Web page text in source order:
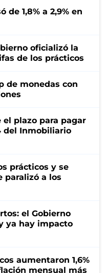
de 1,8% a 2,9% en
oficializó la
de los prácticos
de monedas con
el plazo para pagar
del Inmobiliario
prácticos y se
paralizó a los
el Gobierno
ya hay impacto
aumentaron 1,6%
mensual más